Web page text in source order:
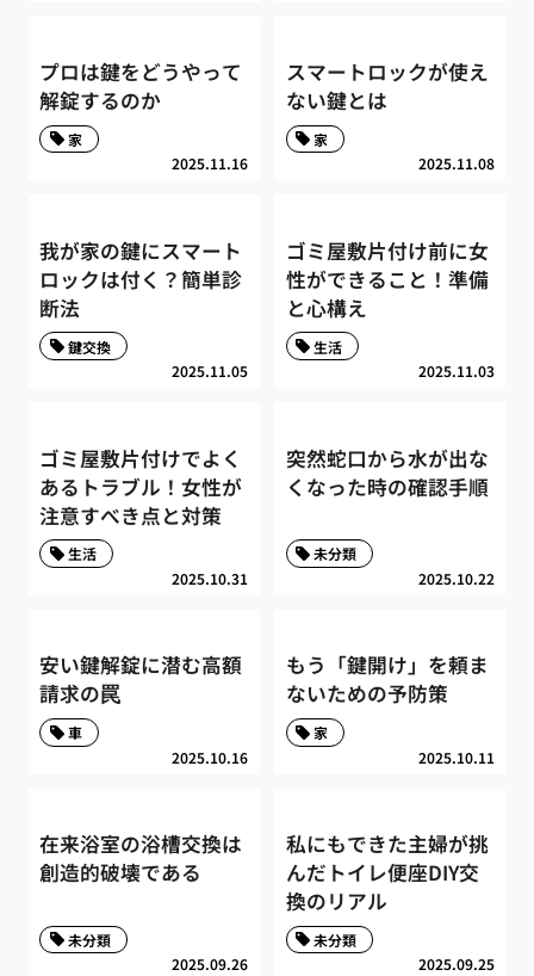
プロは鍵をどうやって
解錠するのか
2025.11.16
家
スマートロックが使え
ない鍵とは
2025.11.08
家
我が家の鍵にスマート
ロックは付く？簡単診
断法
2025.11.05
鍵交換
ゴミ屋敷片付け前に女
性ができること！準備
と心構え
2025.11.03
生活
ゴミ屋敷片付けでよく
あるトラブル！女性が
注意すべき点と対策
2025.10.31
生活
突然蛇口から水が出な
くなった時の確認手順
2025.10.22
未分類
安い鍵解錠に潜む高額
請求の罠
2025.10.16
車
もう「鍵開け」を頼ま
ないための予防策
2025.10.11
家
在来浴室の浴槽交換は
創造的破壊である
2025.09.26
未分類
私にもできた主婦が挑
んだトイレ便座DIY交
換のリアル
2025.09.25
未分類